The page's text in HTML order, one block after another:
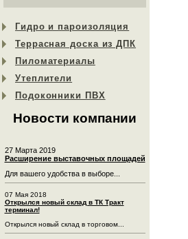
Гидро и пароизоляция
Террасная доска из ДПК
Пиломатериалы
Утеплители
Подоконники ПВХ
Новости компании
27 Марта 2019
Расширение выставочных площадей
Для вашего удобства в выборе...
07 Мая 2018
Открылся новый склад в ТК Тракт
терминал!
Открылся новый склад в торговом...